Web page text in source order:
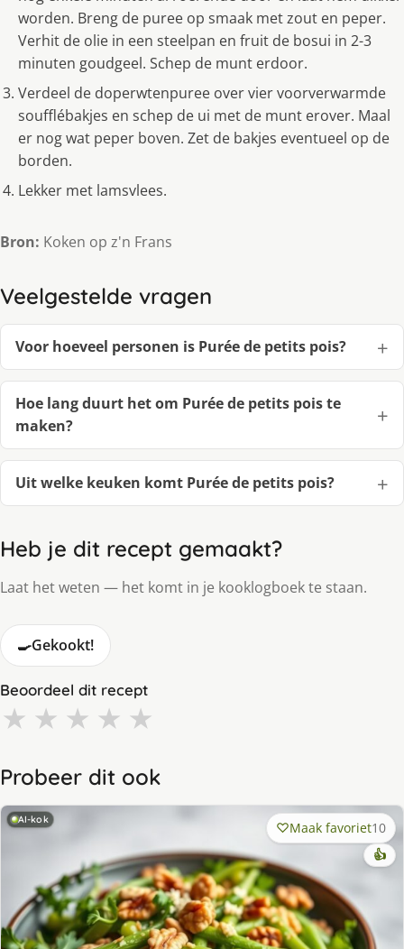
worden. Breng de puree op smaak met zout en peper.
Verhit de olie in een steelpan en fruit de bosui in 2-3
minuten goudgeel. Schep de munt erdoor.
Verdeel de doperwtenpuree over vier voorverwarmde
soufflébakjes en schep de ui met de munt erover. Maal
er nog wat peper boven. Zet de bakjes eventueel op de
borden.
Lekker met lamsvlees.
Bron: Koken op z'n Frans
Veelgestelde vragen
Voor hoeveel personen is Purée de petits pois?
Hoe lang duurt het om Purée de petits pois te
maken?
Uit welke keuken komt Purée de petits pois?
Heb je dit recept gemaakt?
Laat het weten — het komt in je kooklogboek te staan.
🍳Gekookt!
Beoordeel dit recept
★ ★ ★ ★ ★
Probeer dit ook
AI-kok Maak favoriet10
👍